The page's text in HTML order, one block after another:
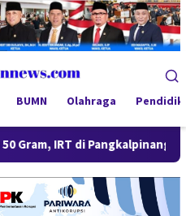
BUMN Olahraga
Pangkalpinang Ditangkap